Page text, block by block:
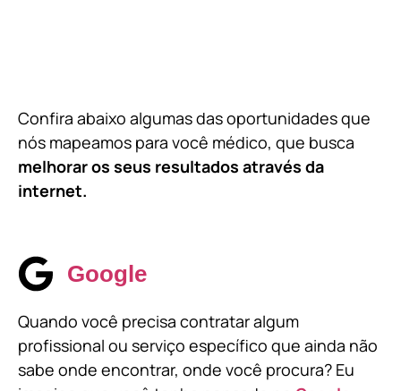
Confira abaixo algumas das oportunidades que
nós mapeamos para você médico, que busca
melhorar os seus resultados através da
internet.
Google
Quando você precisa contratar algum
profissional ou serviço específico que ainda não
sabe onde encontrar, onde você procura? Eu